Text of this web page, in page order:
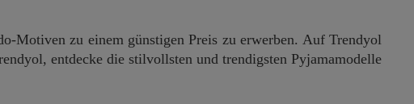
Motiven zu einem günstigen Preis zu erwerben. Auf Trendyol
entdecke die stilvollsten und trendigsten Pyjamamodelle